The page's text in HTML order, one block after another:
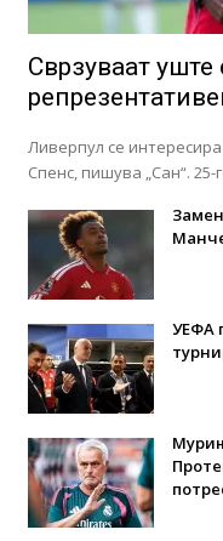
Сврзуваат
Ливерпул се
Спенс, пишува „Сан“.
УЕФА